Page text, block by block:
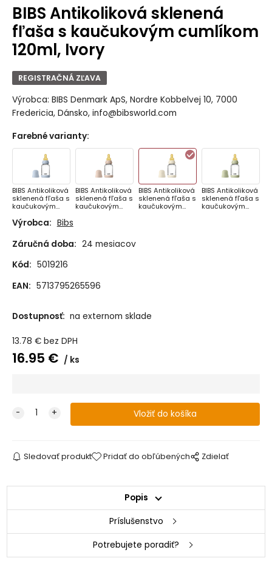
BIBS Antikoliková sklenená
fľaša s kaučukovým cumlíkom
120ml, Ivory
REGISTRAČNÁ ZĽAVA
Výrobca: BIBS Denmark ApS, Nordre Kobbelvej 10, 7000
Fredericia, Dánsko, info@bibsworld.com
Farebné varianty:
BIBS Antikoliková
sklenená fľaša s
kaučukovým
Baby Blue
BIBS Antikoliková
sklenená fľaša s
kaučukovým
BIBS Antikoliková
sklenená fľaša s
kaučukovým
BIBS Antikoliková
sklenená fľaša s
kaučukovým
Výrobca: Bibs
Záručná doba: 24 mesiacov
Kód: 5019216
EAN: 5713795265596
Dostupnosť: na externom sklade
13.78 € bez DPH
16.95 € ks
Sledovať produkt Pridať do obľúbených Zdielať
Popis
Príslušenstvo
Potrebujete poradiť?